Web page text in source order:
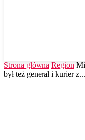
Strona główna Region
był też generał i kurier z...